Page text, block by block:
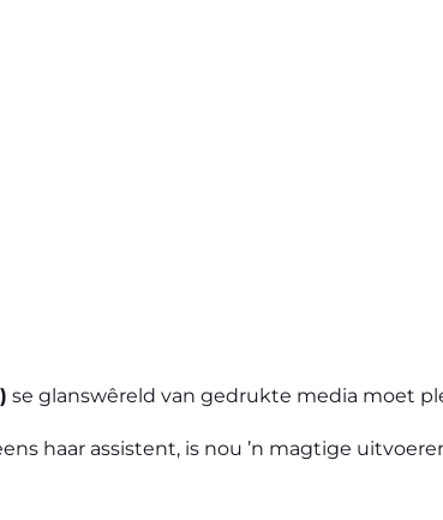
se glanswêreld van gedrukte media moet
haar assistent, is nou ’n magtige